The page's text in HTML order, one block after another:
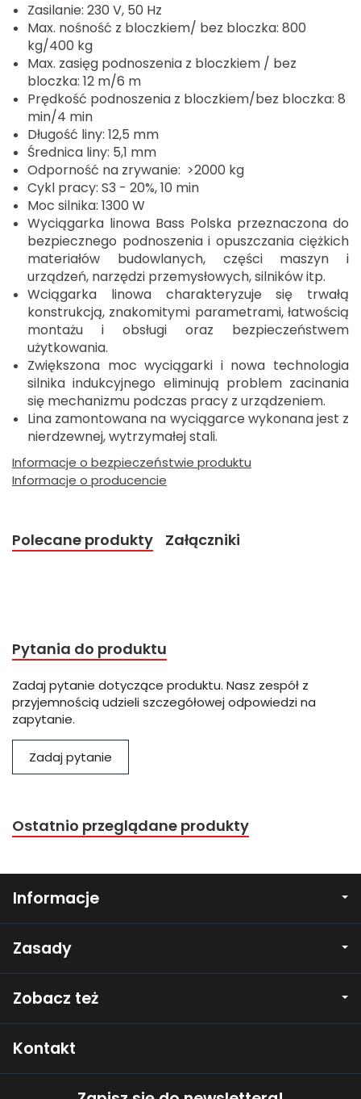
Zasilanie: 230 V, 50 Hz
Max. nośność z bloczkiem/ bez bloczka: 800
kg/400 kg
Max. zasięg podnoszenia z bloczkiem / bez
bloczka: 12 m/6 m
Prędkość podnoszenia z bloczkiem/bez bloczka: 8
min/4 min
Długość liny: 12,5 mm
Średnica liny: 5,1 mm
Odporność na zrywanie: >2000 kg
Cykl pracy: S3 - 20%, 10 min
Moc silnika: 1300 W
Wyciągarka linowa Bass Polska przeznaczona do
bezpiecznego podnoszenia i opuszczania ciężkich
materiałów budowlanych, części maszyn i
urządzeń, narzędzi przemysłowych, silników itp.
Wciągarka linowa charakteryzuje się trwałą
konstrukcją, znakomitymi parametrami, łatwością
montażu i obsługi oraz bezpieczeństwem
użytkowania.
Zwiększona moc wyciągarki i nowa technologia
silnika indukcyjnego eliminują problem zacinania
się mechanizmu podczas pracy z urządzeniem.
Lina zamontowana na wyciągarce wykonana jest z
nierdzewnej, wytrzymałej stali.
Informacje o bezpieczeństwie produktu
Informacje o producencie
Polecane produkty Załączniki
Pytania do produktu
Zadaj pytanie dotyczące produktu. Nasz zespół z
przyjemnością udzieli szczegółowej odpowiedzi na
zapytanie.
Zadaj pytanie
Ostatnio przeglądane produkty
Informacje
Zasady
Zobacz też
Kontakt